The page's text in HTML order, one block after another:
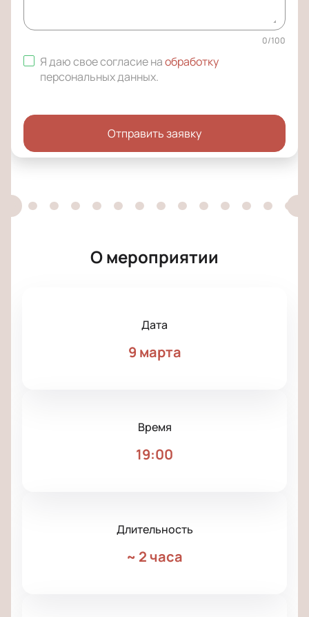
0/100
Я даю свое согласие наобработку
персональных данных.
Отправить заявку
О мероприятии
Дата
9 марта
Время
19:00
Длительность
~ 2 часа